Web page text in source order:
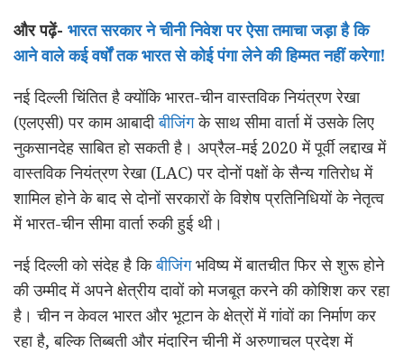
और पढ़ें- भारत सरकार ने चीनी निवेश पर ऐसा तमाचा जड़ा है कि
आने वाले कई वर्षों तक भारत से कोई पंगा लेने की हिम्मत नहीं करेगा!
नई दिल्ली चिंतित है क्योंकि भारत-चीन वास्तविक नियंत्रण रेखा
(एलएसी) पर काम आबादीबीजिंगके साथ सीमा वार्ता में उसके लिए
नुकसानदेह साबित हो सकती है। अप्रैल-मई 2020 में पूर्वी लद्दाख में
वास्तविक नियंत्रण रेखा (LAC) पर दोनों पक्षों के सैन्य गतिरोध में
शामिल होने के बाद से दोनों सरकारों के विशेष प्रतिनिधियों के नेतृत्व
में भारत-चीन सीमा वार्ता रुकी हुई थी।
नई दिल्ली को संदेह है किबीजिंगभविष्य में बातचीत फिर से शुरू होने
की उम्मीद में अपने क्षेत्रीय दावों को मजबूत करने की कोशिश कर रहा
है। चीन न केवल भारत और भूटान के क्षेत्रों में गांवों का निर्माण कर
रहा है, बल्कि तिब्बती और मंदारिन चीनी में अरुणाचल प्रदेश में